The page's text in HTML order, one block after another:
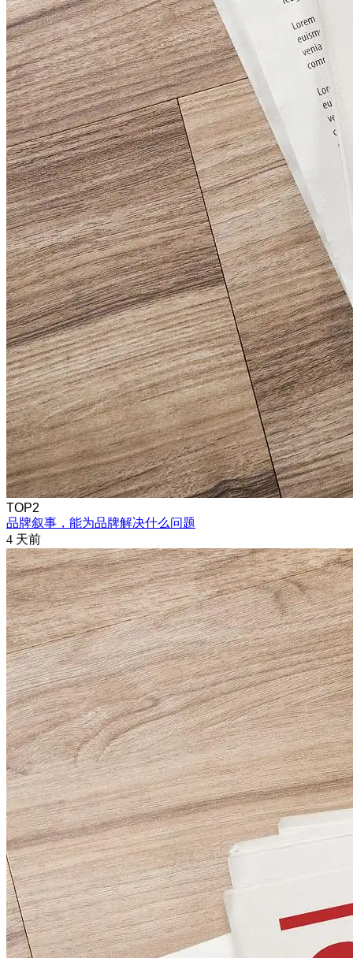
TOP2
品牌叙事，能为品牌解决什么问题
4 天前